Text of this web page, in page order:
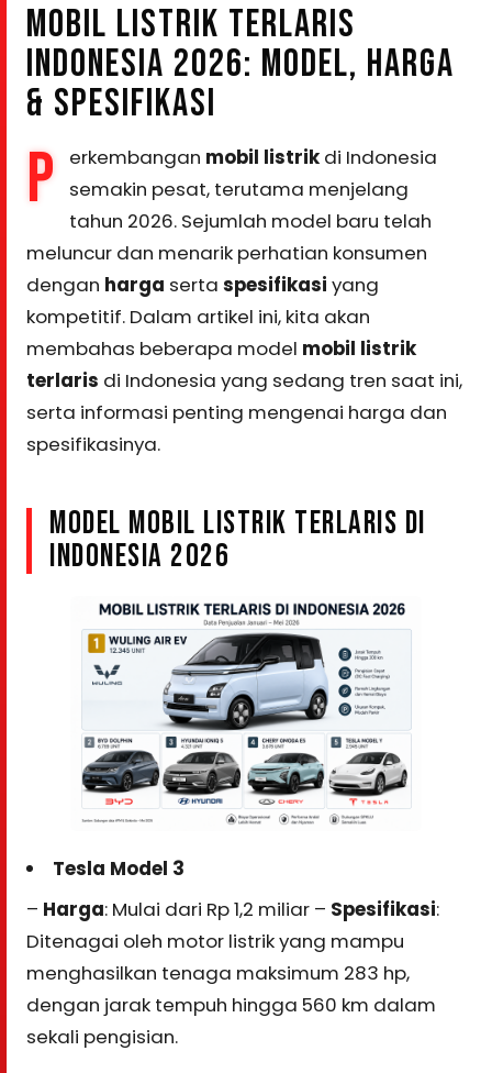
MOBIL LISTRIK TERLARIS
INDONESIA 2026: MODEL, HARGA
& SPESIFIKASI
P erkembangan mobil listrik di Indonesia
semakin pesat, terutama menjelang
tahun 2026. Sejumlah model baru telah
meluncur dan menarik perhatian konsumen
dengan harga serta spesifikasi yang
kompetitif. Dalam artikel ini, kita akan
membahas beberapa model mobil listrik
terlaris di Indonesia yang sedang tren saat ini,
serta informasi penting mengenai harga dan
spesifikasinya.
MODEL MOBIL LISTRIK TERLARIS DI
INDONESIA 2026
Tesla Model 3
– Harga: Mulai dari Rp 1,2 miliar – Spesifikasi:
Ditenagai oleh motor listrik yang mampu
menghasilkan tenaga maksimum 283 hp,
dengan jarak tempuh hingga 560 km dalam
sekali pengisian.